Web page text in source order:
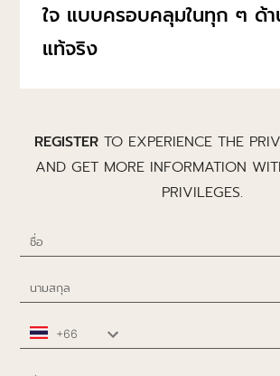
ใจ แบบครอบคลุมในทุก ๆ ด้
แท้จริง
REGISTER TO EXPERIENCE THE
AND GET MORE INFORMATION
PRIVILEGES.